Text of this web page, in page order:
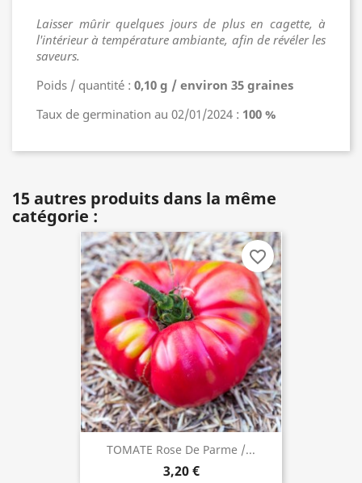
Laisser mûrir quelques jours de plus en cagette, à
l'intérieur à température ambiante, afin de révéler les
saveurs.
Poids / quantité : 0,10 g / environ 35 graines
Taux de germination au 02/01/2024 : 100 %
15 autres produits dans la même
catégorie :
TOMATE Rose De Parme /...
3,20 €
favorite_border